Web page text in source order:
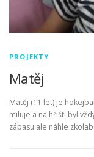
PROJEKTY
Matěj
Matěj (11 let) je
miluje a na hřišti byl
zápasu ale náhle